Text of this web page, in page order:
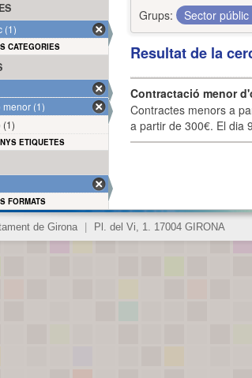
Grups:
Sector públic
Resultat de la
Contractació menor
Contractes menors a
a partir de 300€. El dia
(1)
CATEGORIES
(1)
(1)
ETIQUETES
FORMATS
de Girona Pl. del Vi, 1. 17004 GIRONA